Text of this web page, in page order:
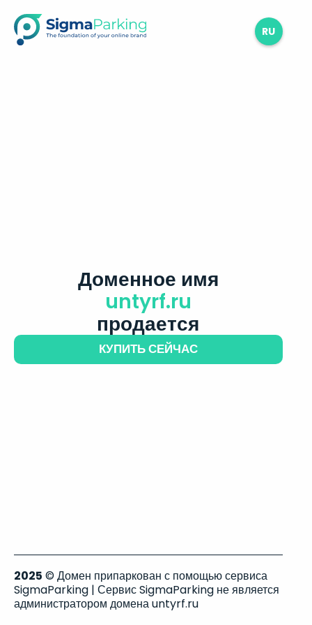
RU
Доменное имя
untyrf.ru
продается
КУПИТЬ СЕЙЧАС
2025 © Домен припаркован с помощью сервиса
SigmaParking | Сервис SigmaParking не является
администратором домена untyrf.ru